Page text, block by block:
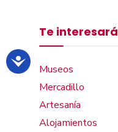
Te interesará
Museos
Mercadillo
Artesanía
Alojamientos